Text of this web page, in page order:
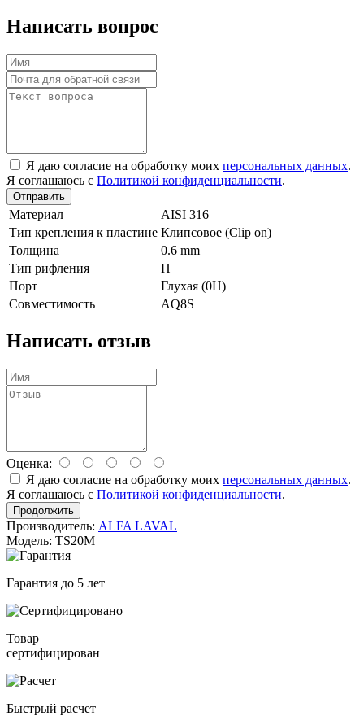
Написать вопрос
Я даю согласие на обработку моих персональных данных.
Я соглашаюсь с Политикой конфиденциальности.
Отправить
Материал
AISI 316
Тип крепления к пластине Клипсовое (Clip on)
Толщина
0.6 mm
Тип рифления
H
Порт
Глухая (0Н)
Совместимость
AQ8S
Написать отзыв
Оценка:
Я даю согласие на обработку моих персональных данных.
Я соглашаюсь с Политикой конфиденциальности.
Продолжить
Производитель: ALFA LAVAL
Модель: TS20M
Гарантия до 5 лет
Товар
сертифицирован
Быстрый расчет